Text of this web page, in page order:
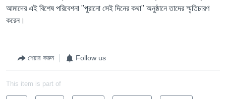
আমাদের এই বিশেষ পরিবেশনা "পুরানো সেই দিনের কথা" অনুষ্ঠানে তাদের স্মৃতিচারণ
করেন।
শেয়ার করুন Follow us
This item is part of